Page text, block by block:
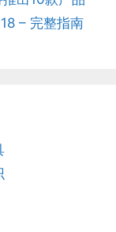
– 完整指南